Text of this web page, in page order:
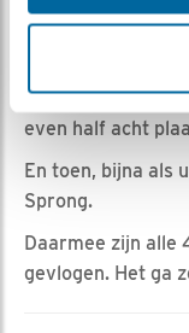
Wederom met
Na wat
even half acht
En toen, bijna als
Sprong.
Daarmee zijn alle
gevlogen. Het ga